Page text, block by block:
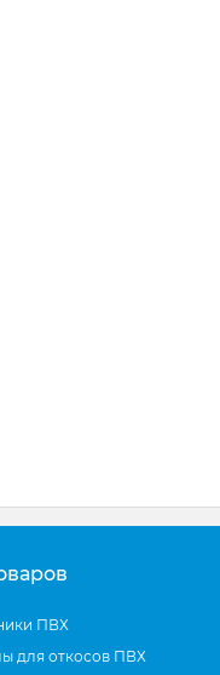
ПВХ
для откосов ПВХ